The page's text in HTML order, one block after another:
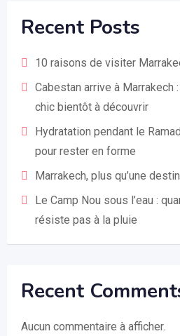
Recent Posts
10 raisons de visiter
Cabestan arrive à Marrakech
chic bientôt à découvrir
Hydratation pendant le
pour rester en forme
Marrakech, plus qu’une
Le Camp Nou sous l’eau :
résiste pas à la pluie
Recent
Aucun commentaire à afficher.